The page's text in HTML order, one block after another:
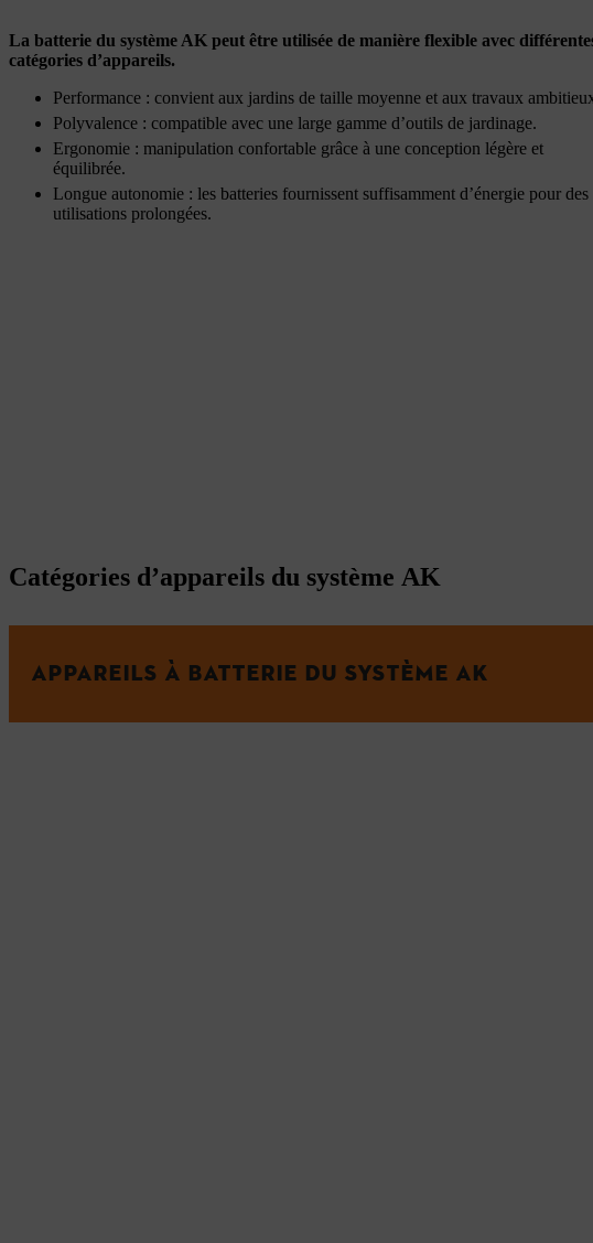
La batterie du système AK peut être utilisée de manière flexible avec
catégories d’appareils.
Performance : convient aux jardins de taille moyenne et aux travaux
Polyvalence : compatible avec une large gamme d’outils de jardinage.
Ergonomie : manipulation confortable grâce à une conception légère et
équilibrée.
Longue autonomie : les batteries fournissent suffisamment d’énergie pour des
utilisations prolongées.
Catégories d’appareils du système AK
APPAREILS À BATTERIE DU SYSTÈME AK